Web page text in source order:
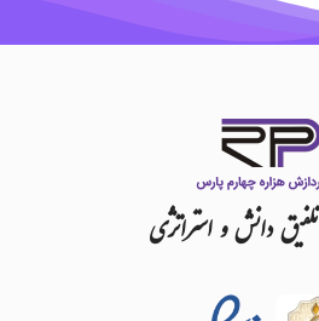
تلفیقدانشواستراتژی